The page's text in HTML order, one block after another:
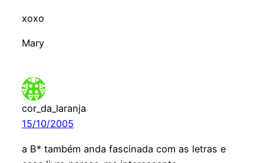
xoxo
Mary
cor_da_laranja
15/10/2005
a B* também anda fascinada com as letras e